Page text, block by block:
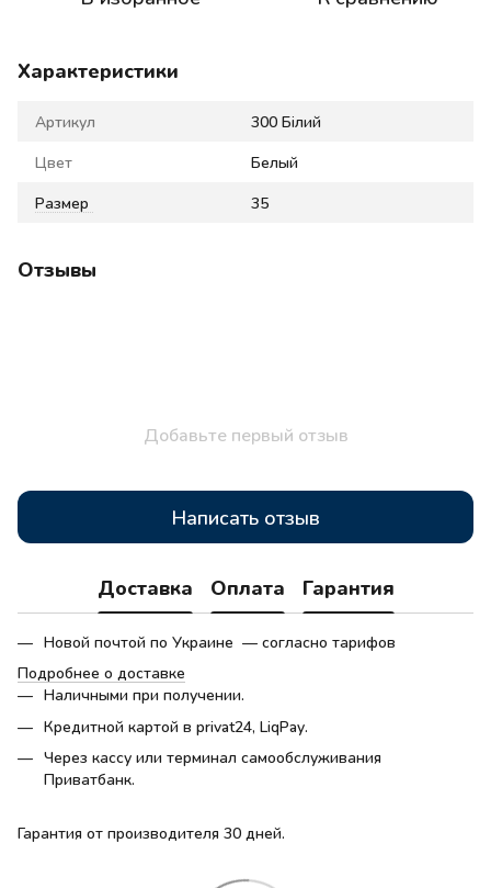
Характеристики
Артикул 300 Білий
Цвет Белый
Размер 35
Отзывы
Добавьте первый отзыв
Написать отзыв
Доставка Оплата Гарантия
Новой почтой по Украине — согласно тарифов
Подробнее о доставке
Наличными при получении.
Кредитной картой в privat24, LiqPay.
Через кассу или терминал самообслуживания
Приватбанк.
Гарантия от производителя 30 дней.